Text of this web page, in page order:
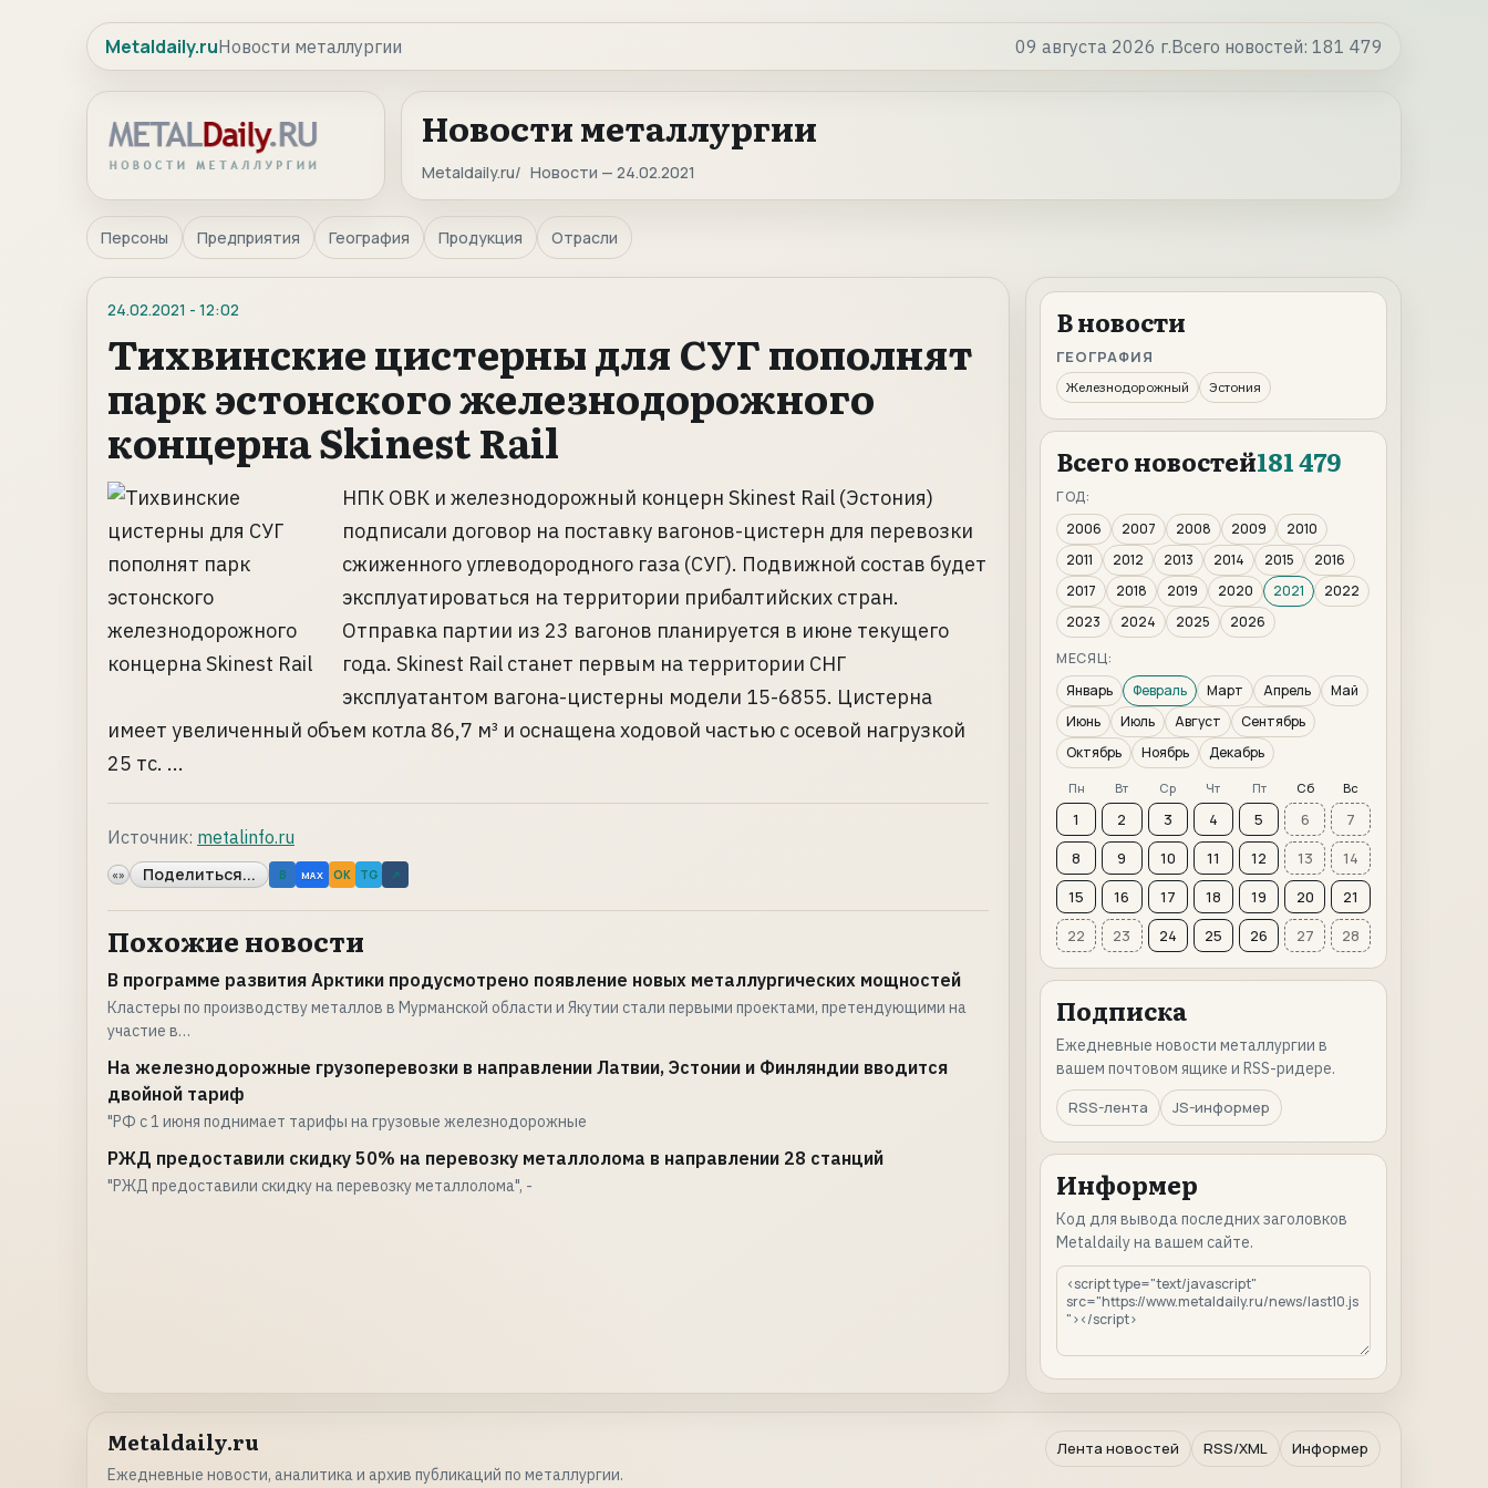
Metaldaily.ruНовости металлургии 09 августа 2026 г.Всего новостей: 181 479
Новости металлургии
Metaldaily.ru Новости — 24.02.2021
Персоны Предприятия География Продукция Отрасли
24.02.2021 - 12:02
Тихвинские цистерны для СУГ пополнят
парк эстонского железнодорожного
концерна Skinest Rail
НПК ОВК и железнодорожный концерн Skinest Rail (Эстония)
подписали договор на поставку вагонов-цистерн для перевозки
сжиженного углеводородного газа (СУГ). Подвижной состав будет
эксплуатироваться на территории прибалтийских стран.
Отправка партии из 23 вагонов планируется в июне текущего
года. Skinest Rail станет первым на территории СНГ
эксплуатантом вагона-цистерны модели 15-6855. Цистерна
имеет увеличенный объем котла 86,7 м³ и оснащена ходовой частью с осевой нагрузкой
25 тс. ...
Источник: metalinfo.ru
«» Поделиться... B MAX OK TG ↗
Похожие новости
В программе развития Арктики продусмотрено появление новых металлургических мощностей
Кластеры по производству металлов в Мурманской области и Якутии стали первыми проектами, претендующими на
участие в…
На железнодорожные грузоперевозки в направлении Латвии, Эстонии и Финляндии вводится
двойной тариф
"РФ с 1 июня поднимает тарифы на грузовые железнодорожные
РЖД предоставили скидку 50% на перевозку металлолома в направлении 28 станций
"РЖД предоставили скидку на перевозку металлолома", -
В новости
ГЕОГРАФИЯ
Железнодорожный Эстония
Всего новостей181 479
ГОД:
2006
2007 2008 2009
2010
2011
2012 2013 2014 2015
2016
2017
2018 2019 2020 2021
2022
2023
2024 2025
2026
МЕСЯЦ:
Январь
Февраль Март Апрель
Май
Июнь
Июль Август
Сентябрь
Октябрь
Ноябрь Декабрь
Пн Вт Ср Чт Пт Сб Вс
1 2 3 4 5 6
7
8
9 10 11 12 13
14
15
16 17 18 19 20
21
22
23 24 25 26 27 28
Подписка
Ежедневные новости металлургии в
вашем почтовом ящике и RSS-ридере.
RSS-лента
JS-информер
Информер
Код для вывода последних заголовков
Metaldaily на вашем сайте.
Metaldaily.ru
Ежедневные новости, аналитика и архив публикаций по металлургии.
Лента новостей RSS/XML Информер